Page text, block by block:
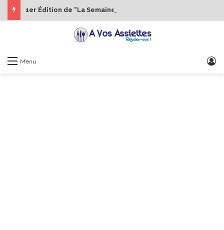
Menu